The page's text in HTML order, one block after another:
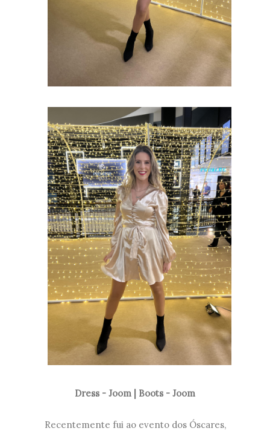
Dress - Joom | Boots - Joom
Recentemente fui ao evento dos Óscares,